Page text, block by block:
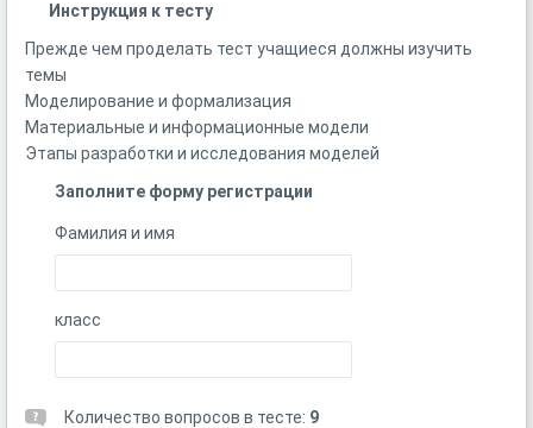
Инструкция к тесту
Прежде чем проделать тест учащиеся должны изучить
темы
Моделирование и формализация
Материальные и информационные модели
Этапы разработки и исследования моделей
Заполните форму регистрации
Фамилия и имя
класс
Количество вопросов в тесте: 9